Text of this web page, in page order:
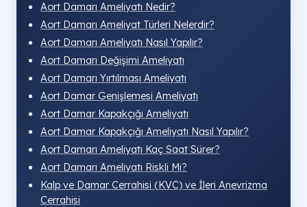
Aort Damarı Ameliyatı Nedir?
Aort Damarı Ameliyat Türleri Nelerdir?
Aort Damarı Ameliyatı Nasıl Yapılır​?
Aort Damarı Değişimi Ameliyatı​
Aort Damarı Yırtılması Ameliyatı​
Aort Damar Genişlemesi Ameliyatı​
Aort Damar Kapakçığı Ameliyatı​
Aort Damar Kapakçığı Ameliyatı Nasıl Yapılır?
Aort Damarı Ameliyatı Kaç Saat Sürer​?
Aort Damarı Ameliyatı Riskli Mi​?
Kalp ve Damar Cerrahisi (KVC) ve İleri Anevrizma
Cerrahisi